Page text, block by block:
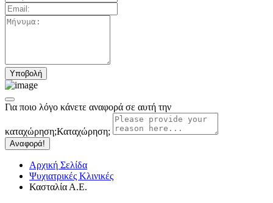
Για ποιο λόγο κάνετε αναφορά σε αυτή την
καταχώρηση;Καταχώρηση;
Αναφορά!
Αρχική Σελίδα
Ψυχιατρικές Κλινικές
Κασταλία Α.Ε.